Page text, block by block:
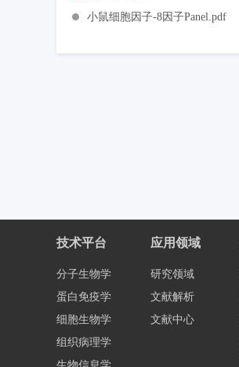
小鼠细胞因子-8因子Panel.pdf
技术平台
分子生物学
蛋白免疫学
细胞生物学
组织病理学
应用领域
研究领域
文献解析
文献中心